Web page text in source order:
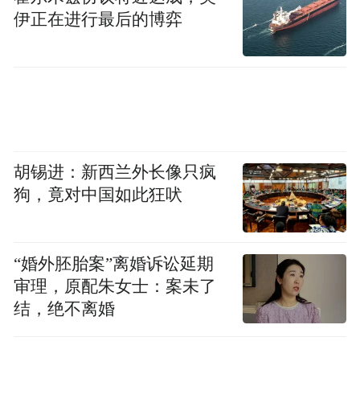
伊正在进行最后的博弈
胡锡进：新西兰外长像只疯
狗，竟对中国如此狂吠
“婚外胚胎案”离婚诉讼延期
审理，原配朱女士：案未了
结，绝不离婚